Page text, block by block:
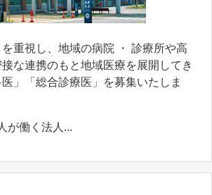
重視し、地域の病院 ・ 診療所や高
な連携のもと地域医療を展開してき
」「総合診療医」を募集いたしま
が働く法人...